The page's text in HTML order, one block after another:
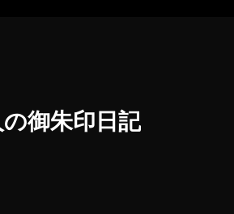
御朱印日記